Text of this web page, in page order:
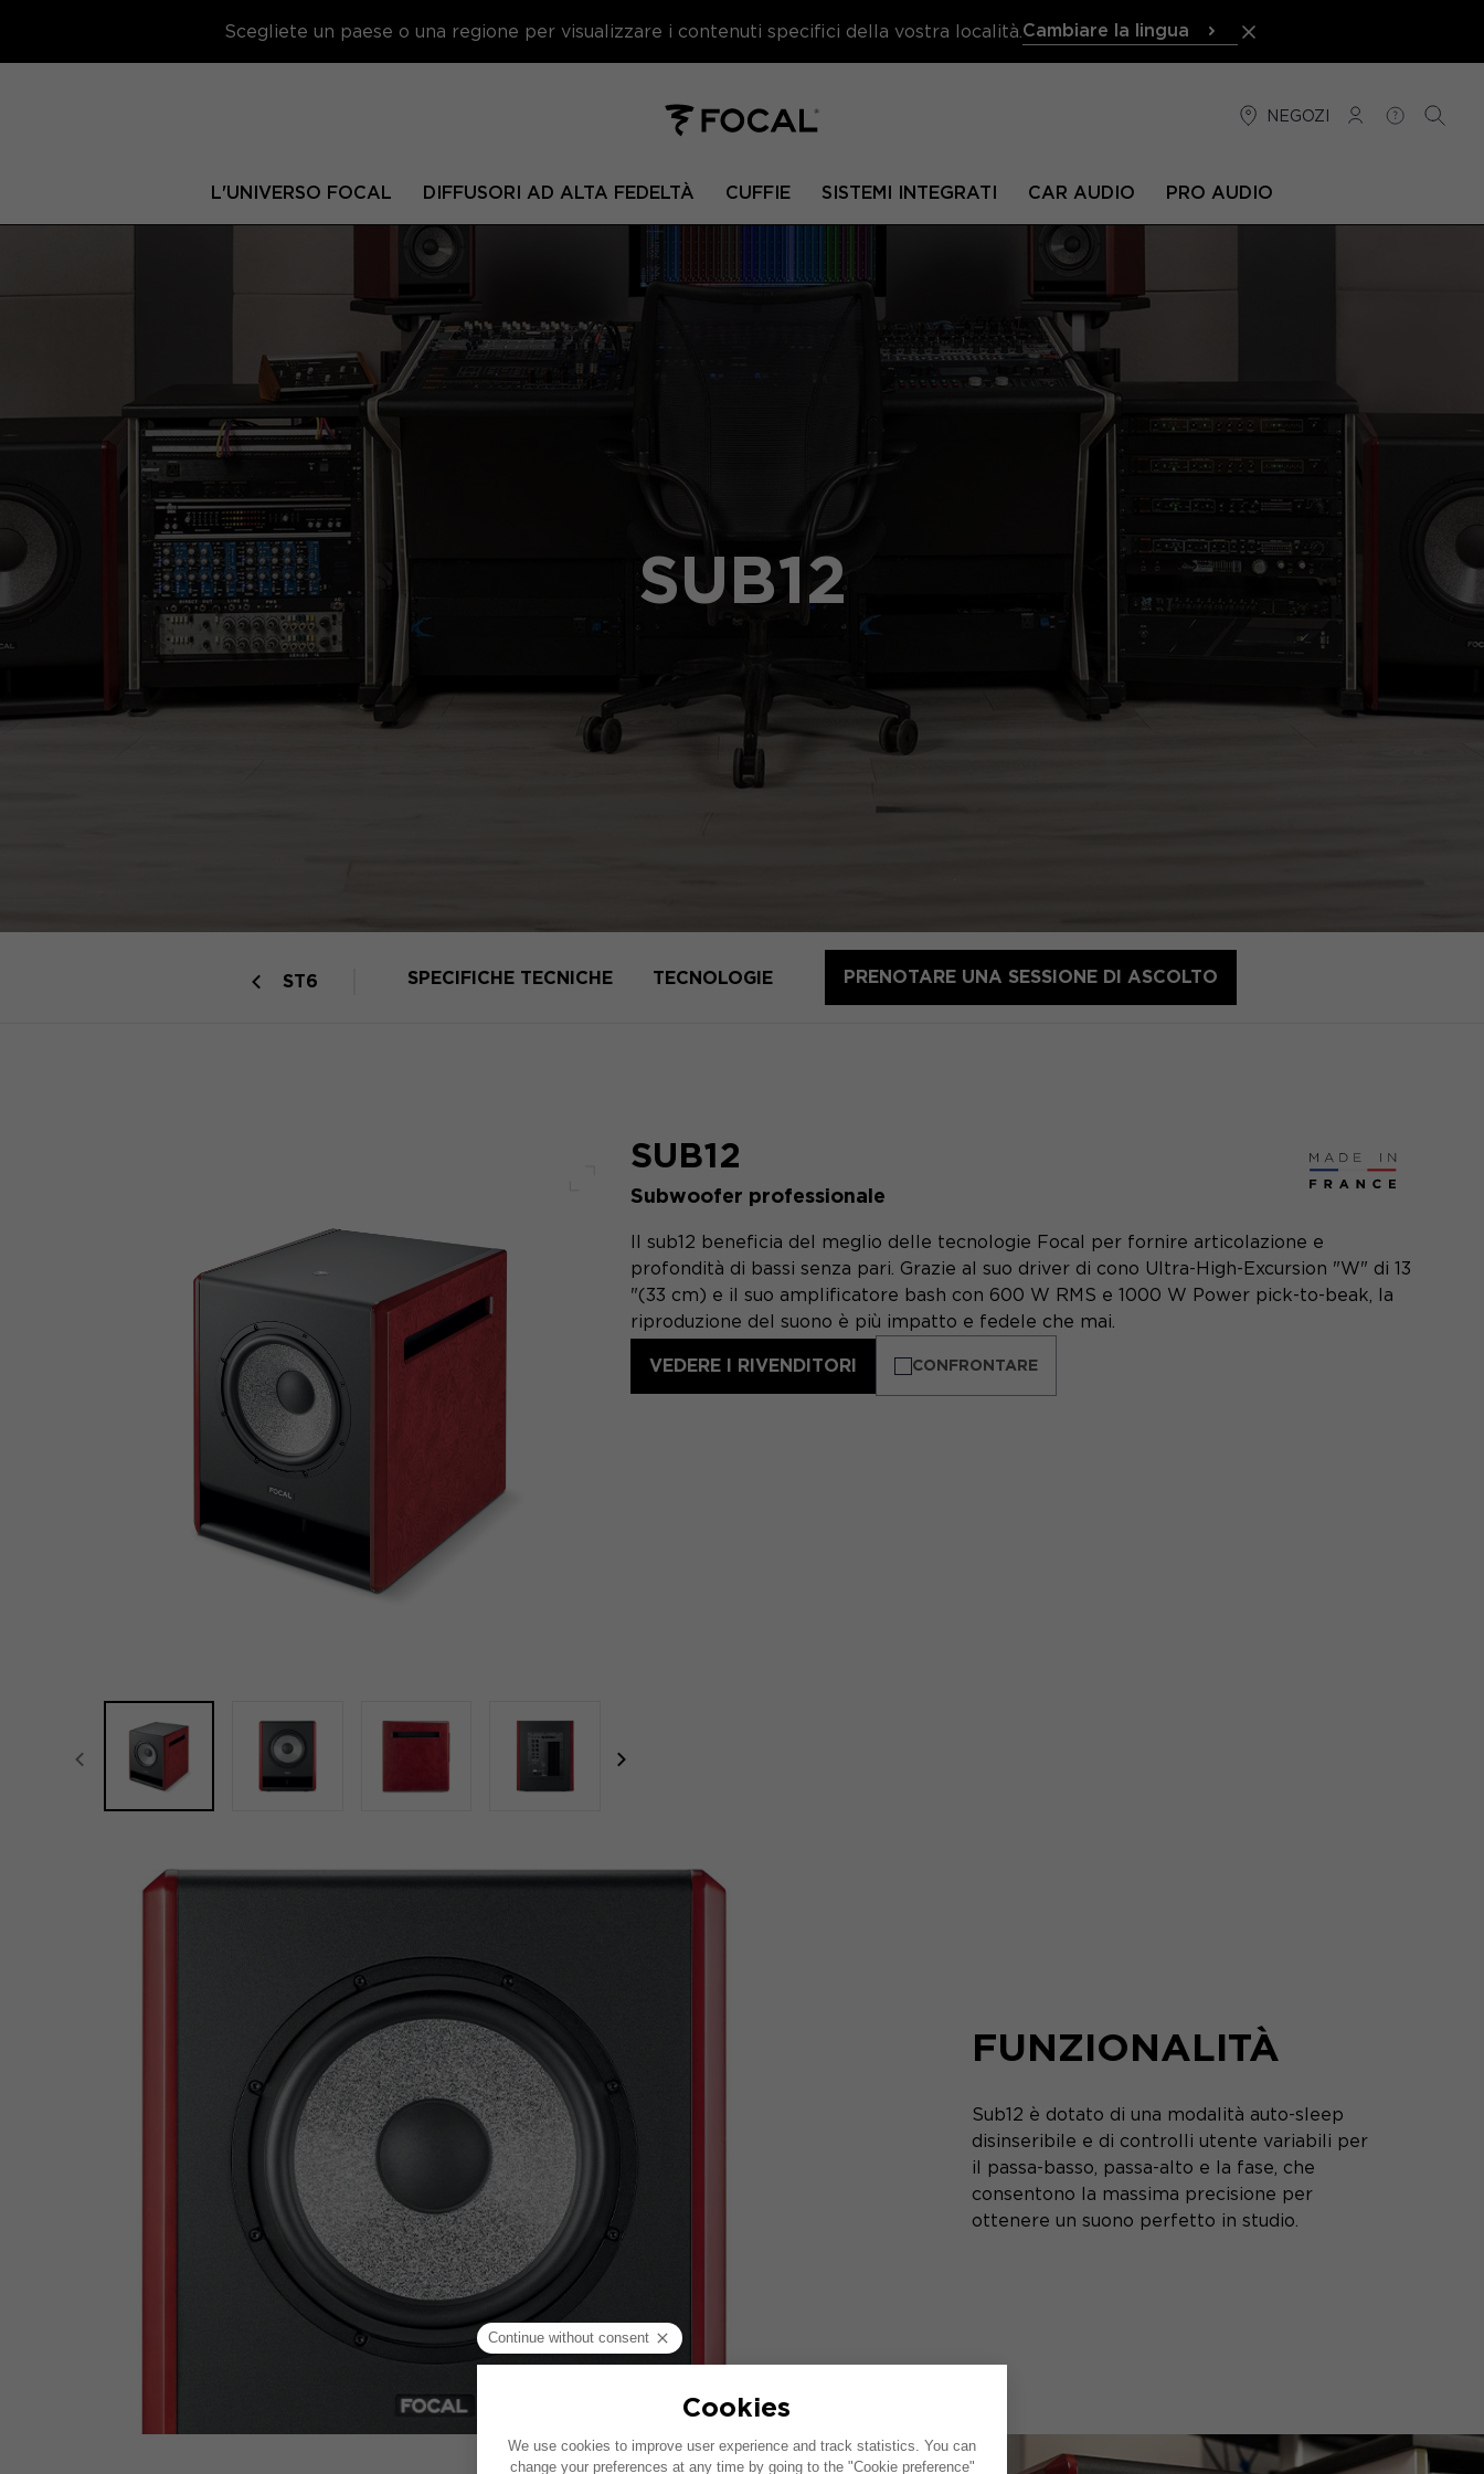
Scegliete un paese o una regione per visualizzare i contenuti specifici della vostra località. Cambiare la lingua
NEGOZI
CONNESSIONE
AIUTO
L'UNIVERSO FOCAL DIFFUSORI AD ALTA FEDELTÀ CUFFIE SISTEMI INTEGRATI CAR AUDIO PRO AUDIO
SUB12
ST6 SPECIFICHE TECNICHE TECNOLOGIE PRENOTARE UNA SESSIONE DI ASCOLTO
focal-naim-frontent::misc.prev_label focal-naim-frontent::misc.next_label
Schermo intero
SUB12
Subwoofer professionale
Il sub12 beneficia del meglio delle tecnologie Focal per fornire articolazione e
profondità di bassi senza pari. Grazie al suo driver di cono Ultra-High-Excursion "W" di 13
"(33 cm) e il suo amplificatore bash con 600 W RMS e 1000 W Power pick-to-beak, la
riproduzione del suono è più impatto e fedele che mai.
VEDERE I RIVENDITORI CONFRONTARE
FUNZIONALITÀ
Sub12 è dotato di una modalità auto-sleep
disinseribile e di controlli utente variabili per
il passa-basso, passa-alto e la fase, che
consentono la massima precisione per
ottenere un suono perfetto in studio.